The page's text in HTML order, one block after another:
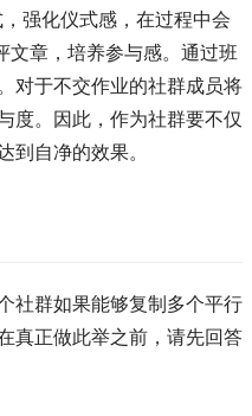
强化仪式感，在过程中会
文章，培养参与感。通过班
对于不交作业的社群成员将
度。因此，作为社群要不仅
到自净的效果。
社群如果能够复制多个平行
真正做此举之前，请先回答